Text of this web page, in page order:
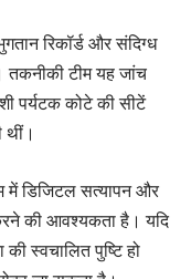
रिकॉर्ड और संदिग्ध
टीम यह जांच
पर्यटक कोटे की सीटें
थीं।
में डिजिटल सत्यापन और
की आवश्यकता है। यदि
की स्वचालित पुष्टि हो